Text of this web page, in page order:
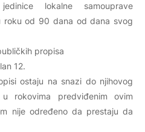
lokalne samouprave
roku od 90 dana od dana svog
propisa
12.
ostaju na snazi do njihovog
rokovima predviđenim ovim
nije određeno da prestaju da